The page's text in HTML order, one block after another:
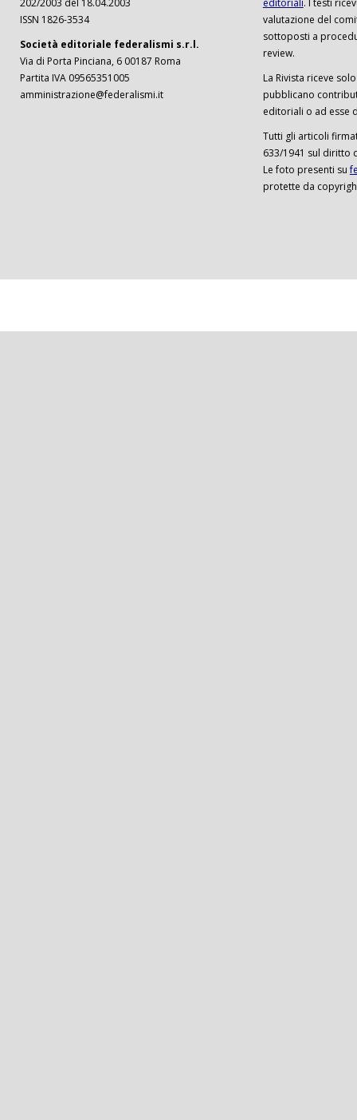
ISSN 1826-3534
Società editoriale federalismi s.r.l.
Via di Porta Pinciana, 6 00187 Roma
Partita IVA 09565351005
amministrazione@federalismi.it
valutazione del
sottoposti a
review.
La Rivista riceve
pubblicano
editoriali o ad esse
Tutti gli articoli
633/1941 sul diritto
Le foto presenti su
protette da